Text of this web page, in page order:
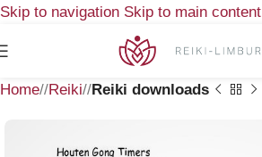
Skip to navigation Skip to main content
Home/ Reiki/ Reiki downloads